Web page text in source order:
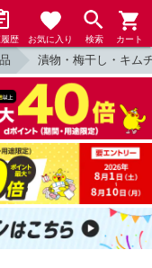
歴 お気に入り 検索 カート
漬物・梅干し・キム